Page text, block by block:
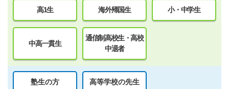
高1生 海外帰国生 小・中学生
中高一貫生
通信制高校生・高校
中退者
塾生の方 高等学校の先生